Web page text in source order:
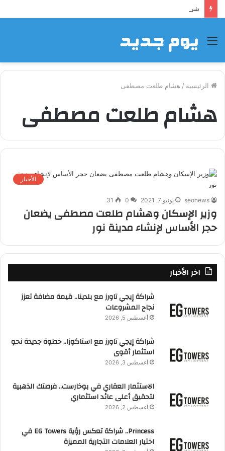
شراكة إيجي تاورز مع بلدينا.. قيمة مضافة تعزز نجاح المشروعات
القائمة
الرئيسية / هشام طلعت مصطفى
هشام طلعت مصطفى
الأخبار
seonews يونيو 7, 2021 0
31
وزير الإسكان وهشام طلعت مصطفى يضعان
حجر الأساس لإنشاء مدينة نور
اخر الأخبار
شراكة إيجي تاورز مع بلدينا.. قيمة مضافة تعزز
نجاح المشروعات
أغسطس 5, 2026
شراكة إيجي تاورز مع استاكوزا.. خطوة جديدة نحو
استثمار أقوى
أغسطس 3, 2026
الاستثمار العقاري في بوخارست.. فرصتك الذهبية
لتحقيق أعلى عائد استثماري
أغسطس 2, 2026
Princess.. شراكة تعكس رؤية EG Towers في
اختيار العلامات التجارية المميزة